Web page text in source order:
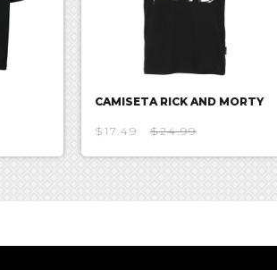
CAMISETA RICK AND MORTY
$17.49 $24.99